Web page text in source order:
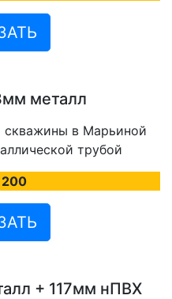
металл
200
+ 117мм нПВХ